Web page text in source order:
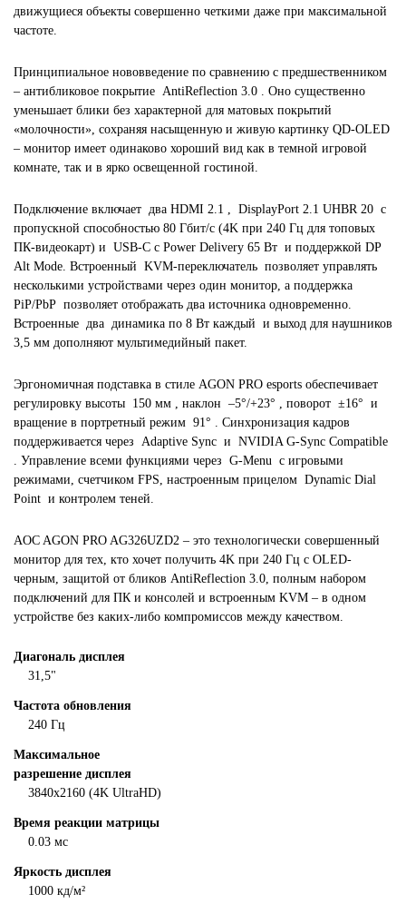
движущиеся объекты совершенно четкими даже при максимальной
частоте.
Принципиальное нововведение по сравнению с предшественником
– антибликовое покрытие AntiReflection 3.0 . Оно существенно
уменьшает блики без характерной для матовых покрытий
«молочности», сохраняя насыщенную и живую картинку QD-OLED
– монитор имеет одинаково хороший вид как в темной игровой
комнате, так и в ярко освещенной гостиной.
Подключение включает два HDMI 2.1 , DisplayPort 2.1 UHBR 20 с
пропускной способностью 80 Гбит/с (4K при 240 Гц для топовых
ПК-видеокарт) и USB-C с Power Delivery 65 Вт и поддержкой DP
Alt Mode. Встроенный KVM-переключатель позволяет управлять
несколькими устройствами через один монитор, а поддержка
PiP/PbP позволяет отображать два источника одновременно.
Встроенные два динамика по 8 Вт каждый и выход для наушников
3,5 мм дополняют мультимедийный пакет.
Эргономичная подставка в стиле AGON PRO esports обеспечивает
регулировку высоты 150 мм , наклон –5°/+23° , поворот ±16° и
вращение в портретный режим 91° . Синхронизация кадров
поддерживается через Adaptive Sync и NVIDIA G-Sync Compatible
. Управление всеми функциями через G-Menu с игровыми
режимами, счетчиком FPS, настроенным прицелом Dynamic Dial
Point и контролем теней.
AOC AGON PRO AG326UZD2 – это технологически совершенный
монитор для тех, кто хочет получить 4K при 240 Гц с OLED-
черным, защитой от бликов AntiReflection 3.0, полным набором
подключений для ПК и консолей и встроенным KVM – в одном
устройстве без каких-либо компромиссов между качеством.
Диагональ дисплея
31,5"
Частота обновления
240 Гц
Максимальное
разрешение дисплея
3840x2160 (4K UltraHD)
Время реакции матрицы
0.03 мс
Яркость дисплея
1000 кд/м²